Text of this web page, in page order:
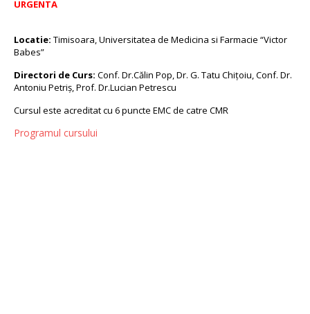
URGENTA
Locatie: Timisoara, Universitatea de Medicina si Farmacie “Victor
Babes”
Directori de Curs: Conf. Dr.Călin Pop, Dr. G. Tatu Chiţoiu, Conf. Dr.
Antoniu Petriş, Prof. Dr.Lucian Petrescu
Cursul este acreditat cu 6 puncte EMC de catre CMR
Programul cursului